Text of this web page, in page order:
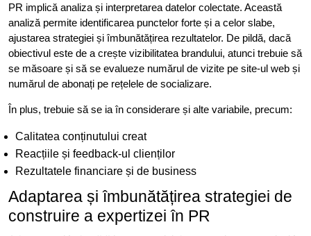
PR implică analiza și interpretarea datelor colectate. Această
analiză permite identificarea punctelor forte și a celor slabe,
ajustarea strategiei și îmbunătățirea rezultatelor. De pildă, dacă
obiectivul este de a crește vizibilitatea brandului, atunci trebuie să
se măsoare și să se evalueze numărul de vizite pe site-ul web și
numărul de abonați pe rețelele de socializare.
În plus, trebuie să se ia în considerare și alte variabile, precum:
Calitatea conținutului creat
Reacțiile și feedback-ul clienților
Rezultatele financiare și de business
Adaptarea și îmbunătățirea strategiei de
construire a expertizei în PR